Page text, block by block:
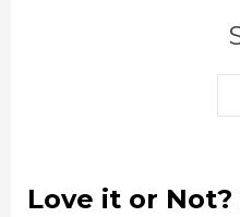
Love it or